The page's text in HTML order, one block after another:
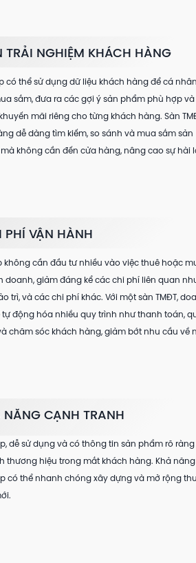
TRẢI NGHIỆM KHÁCH HÀNG
có thể sử dụng dữ liệu khách hàng để cá
sắm, đưa ra các gợi ý sản phẩm phù hợp và
mãi riêng cho từng khách hàng. Sàn
dễ dàng tìm kiếm, so sánh và mua sắm sản
không cần đến cửa hàng, nâng cao sự hài
PHÍ VẬN HÀNH
không cần đầu tư nhiều vào việc thuê hoặc
doanh, giảm đáng kể các chi phí liên quan
trì, và các chi phí khác. Với một sàn TMĐT,
tự động hóa nhiều quy trình như thanh toán,
chăm sóc khách hàng, giảm bớt nhu cầu về
CẠNH TRANH
dễ sử dụng và có thông tin sản phẩm rõ
thương hiệu trong mắt khách hàng. Khả năng
có thể nhanh chóng xây dựng và mở rộng